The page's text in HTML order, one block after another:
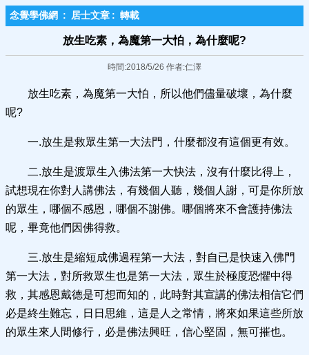
念覺學佛網 : 居士文章 : 轉載
放生吃素，為魔第一大怕，為什麼呢?
時間:2018/5/26 作者:仁澤
放生吃素，為魔第一大怕，所以他們儘量破壞，為什麼
呢?
一.放生是救眾生第一大法門，什麼都沒有這個更有效。
二.放生是渡眾生入佛法第一大快法，沒有什麼比得上，
試想現在你對人講佛法，有幾個人聽，幾個人謝，可是你所放
的眾生，哪個不感恩，哪個不謝佛。哪個將來不會護持佛法
呢，畢竟他們因佛得救。
三.放生是縮短成佛過程第一大法，對自已是快速入佛門
第一大法，對所救眾生也是第一大法，眾生於極度恐懼中得
救，其感恩戴德是可想而知的，此時對其宣講的佛法相信它們
必是終生難忘，日日思維，這是人之常情，將來如果這些所放
的眾生來人間修行，必是佛法興旺，信心堅固，無可摧也。